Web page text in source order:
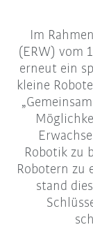
Im
(ERW) vom
erneut ein
kleine
Robotik zu
Robotern zu
stand